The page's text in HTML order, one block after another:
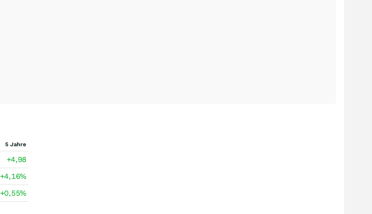
5 Jahre
+4,98
+4,16%
+0,55%